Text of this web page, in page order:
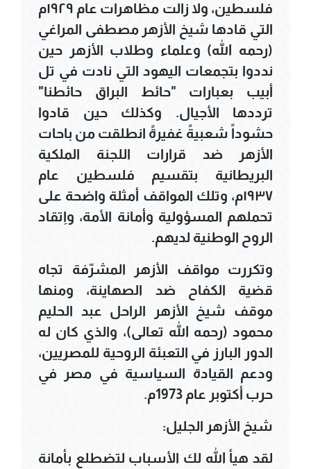
فلسطين، ولا زالت مظاهرات عام ١٩٢٩م
التي قادها شيخ الأزهر مصطفى المراغي
(رحمه الله) وعلماء وطلاب الأزهر حين
نددوا بتجمعات اليهود التي نادت في تل
أبيب بعبارات "حائط البراق حائطنا"
ترددها الأجيال. وكذلك حين قادوا
حشوداً شعبيةً غفيرةً انطلقت من باحات
الأزهر ضد قرارات اللجنة الملكية
البريطانية بتقسيم فلسطين عام
١٩٣٧م، وتلك المواقف أمثلة واضحة على
تحملهم المسؤولية وأمانة الأمة، واِتقاد
الروح الوطنية لديهم.
وتكررت مواقف الأزهر المشرّفة تجاه
قضية الكفاح ضد الصهاينة، ومنها
موقف شيخ الأزهر الراحل عبد الحليم
محمود (رحمه الله تعالى)، والذي كان له
الدور البارز في التعبئة الروحية للمصريين،
ودعم القيادة السياسية في مصر في
حرب أكتوبر عام 1973م.
شيخ الأزهر الجليل:
لقد هيأ الله لك الأسباب لتضطلع بأمانة